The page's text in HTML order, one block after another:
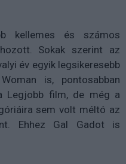
kellemes és számos
Sokak szerint az
év egyik legsikeresebb
is, pontosabban
Legjobb film, de még a
sem volt méltó az
Ehhez Gal Gadot is